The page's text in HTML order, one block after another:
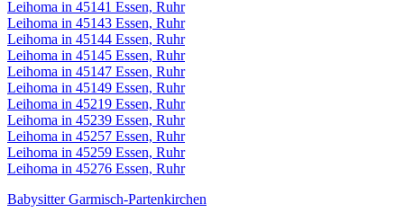
Leihoma in 45141 Essen, Ruhr
Leihoma in 45143 Essen, Ruhr
Leihoma in 45144 Essen, Ruhr
Leihoma in 45145 Essen, Ruhr
Leihoma in 45147 Essen, Ruhr
Leihoma in 45149 Essen, Ruhr
Leihoma in 45219 Essen, Ruhr
Leihoma in 45239 Essen, Ruhr
Leihoma in 45257 Essen, Ruhr
Leihoma in 45259 Essen, Ruhr
Leihoma in 45276 Essen, Ruhr
Babysitter Garmisch-Partenkirchen